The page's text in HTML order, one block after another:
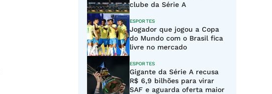
clube da Série A
ESPORTES
Jogador que jogou a Copa
do Mundo com o Brasil fica
livre no mercado
ESPORTES
Gigante da Série A recusa
R$ 6,9 bilhões para virar
SAF e aguarda oferta maior